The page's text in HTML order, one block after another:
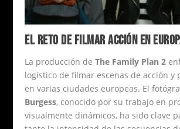
EL RETO DE FILMAR ACCIÓN EN
La producción deThe Family Plan 2
logístico de filmar escenas de acción y
en varias ciudades europeas. El
Burgess, conocido por su trabajo en
visualmente dinámicos, ha sido clave